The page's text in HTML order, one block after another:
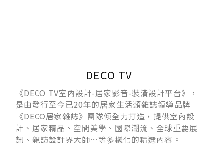
DECO TV
《DECO TV室內設計-居家影音-裝潢設計平台》，
是由發行至今已20年的居家生活類雜誌領導品牌
《DECO居家雜誌》團隊傾全力打造，提供室內設
計、居家精品、空間美學、國際潮流、全球重要展
訊、親訪設計界大師…等多樣化的精選內容。